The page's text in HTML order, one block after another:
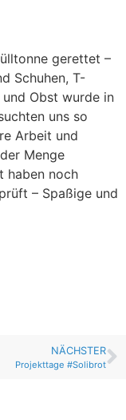
gerettet –
Schuhen, T-
Obst wurde in
uns so
Arbeit und
Menge
haben noch
– Spaßige und
NÄCHSTER
Projekttage #Solibrot